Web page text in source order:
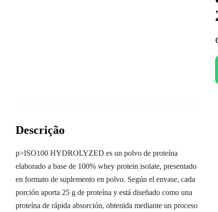
Descrição
p>ISO100 HYDROLYZED es un polvo de proteína
elaborado a base de 100% whey protein isolate, presentado
en formato de suplemento en polvo. Según el envase, cada
porción aporta 25 g de proteína y está diseñado como una
proteína de rápida absorción, obtenida mediante un proceso